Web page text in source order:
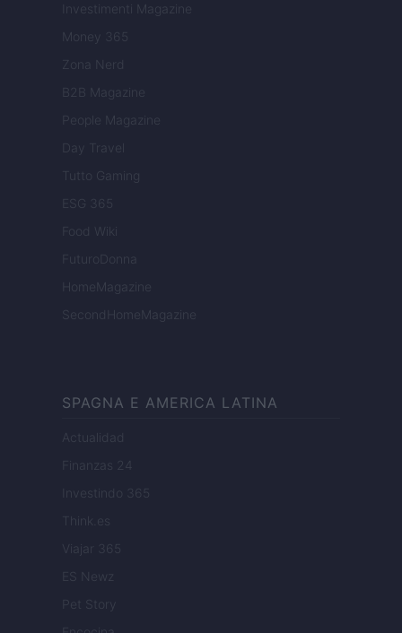
Investimenti Magazine
Money 365
Zona Nerd
B2B Magazine
People Magazine
Day Travel
Tutto Gaming
ESG 365
Food Wiki
FuturoDonna
HomeMagazine
SecondHomeMagazine
SPAGNA E AMERICA LATINA
Actualidad
Finanzas 24
Investindo 365
Think.es
Viajar 365
ES Newz
Pet Story